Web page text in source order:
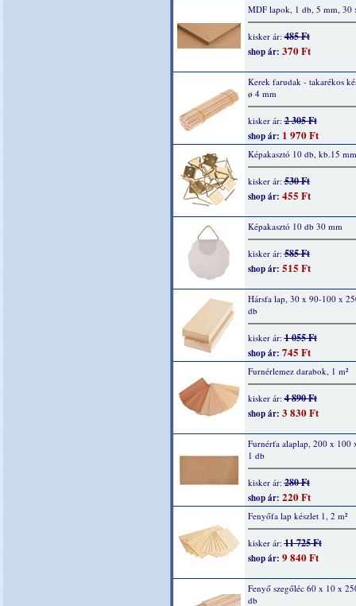
MDF lapok, 1 db, 5 mm, 30
kisker ár:485 Ft
shop ár: 370 Ft
Kerek farudak - takarékos
ø 4 mm
kisker ár:2 305 Ft
shop ár: 1 970 Ft
Képakasztó 10 db, kb.15 mm
kisker ár:530 Ft
shop ár: 455 Ft
Képakasztó 10 db 30 mm
kisker ár:585 Ft
shop ár: 515 Ft
Hársfa lap, 30 x 90-100 x
db
kisker ár:1 055 Ft
shop ár: 745 Ft
Furnérlemez darabok, 1 m²
kisker ár:4 890 Ft
shop ár: 3 830 Ft
Furnérfa alaplap, 200 x 100
1 db
kisker ár:280 Ft
shop ár: 220 Ft
Fenyőfa lap készlet 1, 2 m²
kisker ár:11 725 Ft
shop ár: 9 840 Ft
Fenyő szegőléc 60 x 10 x
db